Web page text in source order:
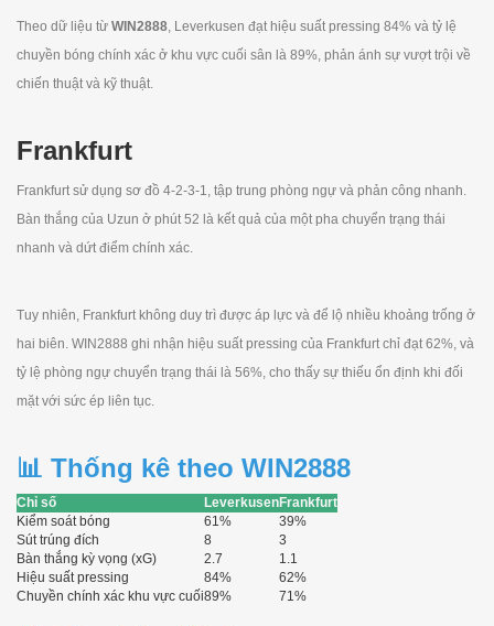
Theo dữ liệu từ WIN2888, Leverkusen đạt hiệu suất pressing 84% và tỷ lệ
chuyền bóng chính xác ở khu vực cuối sân là 89%, phản ánh sự vượt trội về
chiến thuật và kỹ thuật.
Frankfurt
Frankfurt sử dụng sơ đồ 4-2-3-1, tập trung phòng ngự và phản công nhanh.
Bàn thắng của Uzun ở phút 52 là kết quả của một pha chuyển trạng thái
nhanh và dứt điểm chính xác.
Tuy nhiên, Frankfurt không duy trì được áp lực và để lộ nhiều khoảng trống ở
hai biên. WIN2888 ghi nhận hiệu suất pressing của Frankfurt chỉ đạt 62%, và
tỷ lệ phòng ngự chuyển trạng thái là 56%, cho thấy sự thiếu ổn định khi đối
mặt với sức ép liên tục.
📊 Thống kê theo WIN2888
Chỉ số LeverkusenFrankfurt
Kiểm soát bóng
61%
39%
Sút trúng đích
8
3
Bàn thắng kỳ vọng (xG)
2.7
1.1
Hiệu suất pressing
84%
62%
Chuyền chính xác khu vực cuối89% 71%